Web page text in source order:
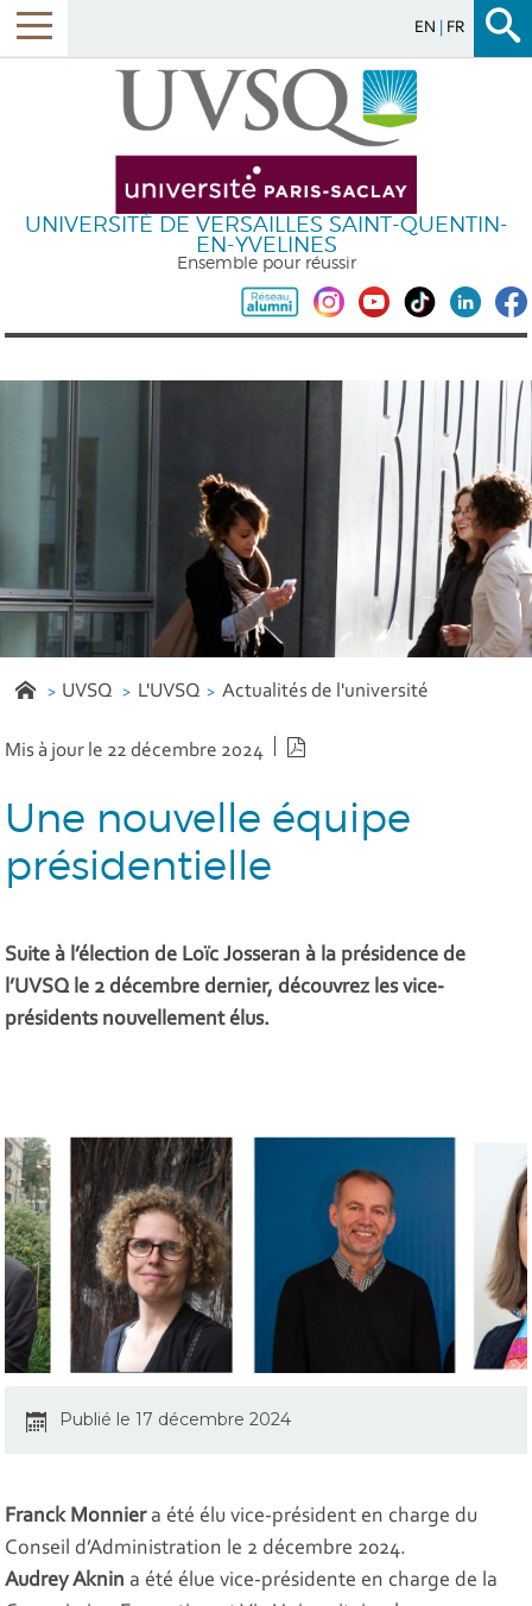
EN FR
UNIVERSITÉ DE VERSAILLES SAINT-QUENTIN-
EN-YVELINES
Ensemble pour réussir
UVSQ L'UVSQ Actualités de l'université
Mis à jour le 22 décembre 2024
Une nouvelle équipe
présidentielle
Suite à l’élection de Loïc Josseran à la présidence de
l’UVSQ le 2 décembre dernier, découvrez les vice-
présidents nouvellement élus.
Publié le 17 décembre 2024
Franck Monniera été élu vice-président en charge du
Conseil d’Administration le 2 décembre 2024.
Audrey Aknin a été élue vice-présidente en charge de la